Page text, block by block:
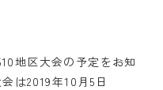
地区大会の予定をお知
は2019年10月5日